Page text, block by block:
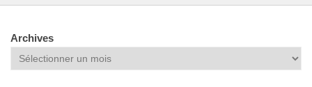
Archives
Archives